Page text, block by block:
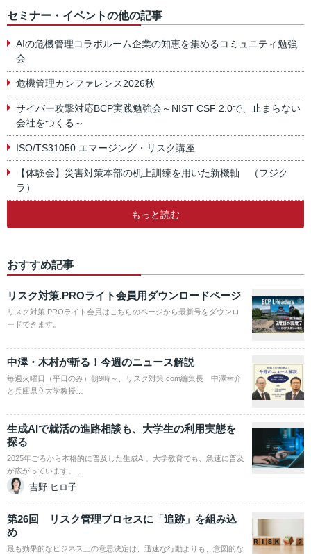
セミナー・イベントの他の記事
AIの危機管理コラボルーム企業の知恵を集めるコミュニティ勉強
会
危機管理カンファレンス2026秋
サイバー攻撃対応BCP実践勉強会～NIST CSF 2.0で、止まらない
会社をつくる～
ISO/TS31050 エマージング・リスク講座
【体験会】災害対策本部の机上訓練を用いた新機軸 （フジク
ラ）
もっと読む
おすすめ記事
リスク対策.PROライト会員用ダウンロードページ
リスク対策.PROライト会員はこちらのページから最新号をダウンロ
ードできます。
中澤・木村が斬る！今週のニュース解説
毎週火曜日（平日のみ）朝9時～、リスク対策.com編集長 中澤幸介
と兵庫県立大学教授…
生成AIで就活の進路相談も、大学生の利用実態を
探る
2025年ごろから本格的に普及した生成AI。大学教育でも、急速に普及
が広がっています。…
吉野 ヒロ子
第26回 リスク管理プロセスに「追跡」を組み込
め
最も効果的なビジネス上の意思決定は、迅速な行動よりも、意図的な